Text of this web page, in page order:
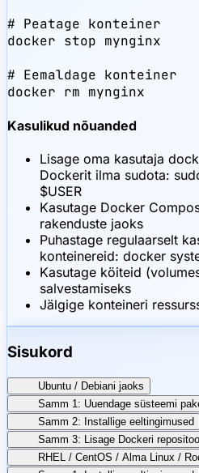
# Peatage konteiner
docker stop mynginx
# Eemaldage konteiner
docker rm mynginx
Kasulikud nõuanded
Lisage oma kasutaja
Dockerit ilma sudota:
$USER
Kasutage Docker
rakenduste jaoks
Puhastage regulaarselt
konteinereid: docker
Kasutage köiteid
salvestamiseks
Jälgige konteineri
Sisukord
Ubuntu / Debiani jaoks
Samm 1: Uuendage süsteemi
Samm 2: Installige eeltingimused
Samm 3: Lisage Dockeri
RHEL / CentOS / Alma Linux /